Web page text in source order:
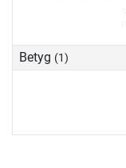
Betyg (1)